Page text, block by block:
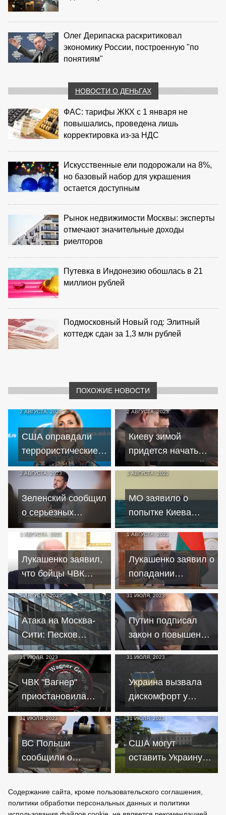
Олег Дерипаска раскритиковал
экономику России, построенную "по
понятиям"
НОВОСТИ О ДЕНЬГАХ
ФАС: тарифы ЖКХ с 1 января не
повышались, проведена лишь
корректировка из‑за НДС
Искусственные ели подорожали на 8%,
но базовый набор для украшения
остается доступным
Рынок недвижимости Москвы: эксперты
отмечают значительные доходы
риелторов
Путевка в Индонезию обошлась в 21
миллион рублей
Подмосковный Новый год: Элитный
коттедж сдан за 1,3 млн рублей
ПОХОЖИЕ НОВОСТИ
2 АВГУСТА, 2023
США оправдали
террористические
методы Киева, не
осудив атаки на РФ
– МИД
2 АВГУСТА, 2023
Киеву зимой
придется начать
диалог с Москвой
под давлением
Запада – Welt
2 АВГУСТА, 2023
Зеленский сообщил
о серьезных
разрушениях на
юге страны после
взрывов
1 АВГУСТА, 2023
МО заявило о
попытке Киева
атаковать
транспортные суда
РФ на пути к
Босфору
1 АВГУСТА, 2023
Лукашенко заявил,
что бойцы ЧВК
"Вагнер" не
собираются
нападать на
Польшу
1 АВГУСТА, 2023
Лукашенко заявил о
попадании
Беларуси в
"международный
замес"
1 АВГУСТА, 2023
Атака на Москва-
Сити: Песков
назвал очевидной
угрозу атак дронов
на Москву
31 ИЮЛЯ, 2023
Путин подписал
закон о повышении
в России штрафа за
неявку в военкомат
31 ИЮЛЯ, 2023
ЧВК "Вагнер"
приостановила
вербовку бойцов на
неопределенный
срок
31 ИЮЛЯ, 2023
Украина вызвала
дискомфорт у
Запада
неэффективным
расходованием
средств
31 ИЮЛЯ, 2023
ВС Польши
сообщили о
размещении
границе с
31 ИЮЛЯ, 2023
США могут
оставить Украину
без поддержки из-
приближающихся
Содержание сайта, кроме пользовательского соглашения,
политики обработки персональных данных и политики